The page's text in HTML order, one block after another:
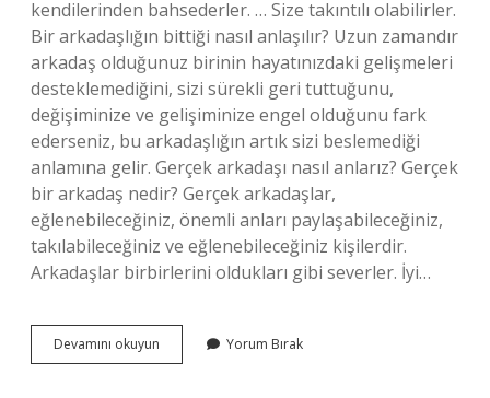
kendilerinden bahsederler. … Size takıntılı olabilirler.
Bir arkadaşlığın bittiği nasıl anlaşılır? Uzun zamandır
arkadaş olduğunuz birinin hayatınızdaki gelişmeleri
desteklemediğini, sizi sürekli geri tuttuğunu,
değişiminize ve gelişiminize engel olduğunu fark
ederseniz, bu arkadaşlığın artık sizi beslemediği
anlamına gelir. Gerçek arkadaşı nasıl anlarız? Gerçek
bir arkadaş nedir? Gerçek arkadaşlar,
eğlenebileceğiniz, önemli anları paylaşabileceğiniz,
takılabileceğiniz ve eğlenebileceğiniz kişilerdir.
Arkadaşlar birbirlerini oldukları gibi severler. İyi…
Devamını okuyun Sevmeyen
Bir
Yorum Bırak